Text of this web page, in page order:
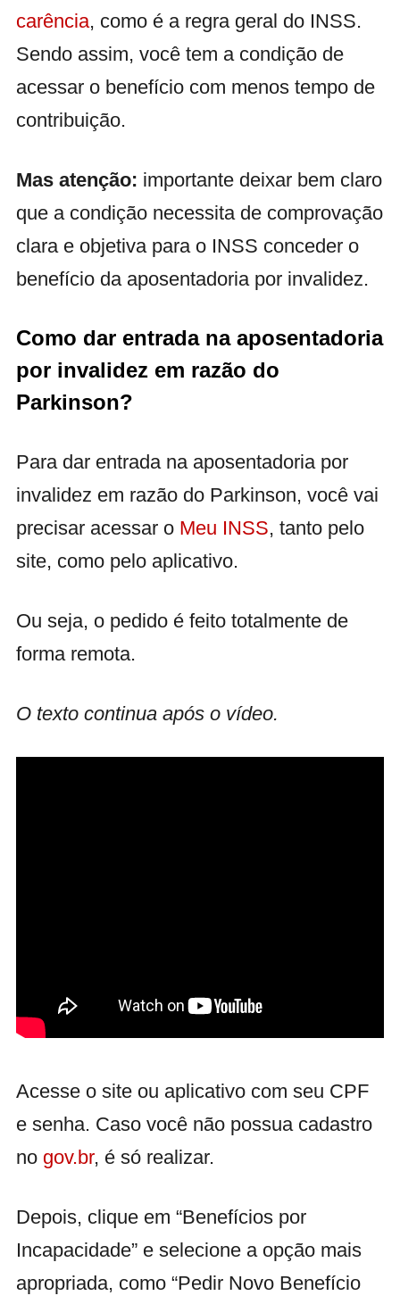
carência, como é a regra geral do INSS.
Sendo assim, você tem a condição de
acessar o benefício com menos tempo de
contribuição.
Mas atenção: importante deixar bem claro
que a condição necessita de comprovação
clara e objetiva para o INSS conceder o
benefício da aposentadoria por invalidez.
Como dar entrada na aposentadoria
por invalidez em razão do
Parkinson?
Para dar entrada na aposentadoria por
invalidez em razão do Parkinson, você vai
precisar acessar o Meu INSS, tanto pelo
site, como pelo aplicativo.
Ou seja, o pedido é feito totalmente de
forma remota.
O texto continua após o vídeo.
Acesse o site ou aplicativo com seu CPF
e senha. Caso você não possua cadastro
no gov.br, é só realizar.
Depois, clique em “Benefícios por
Incapacidade” e selecione a opção mais
apropriada, como “Pedir Novo Benefício